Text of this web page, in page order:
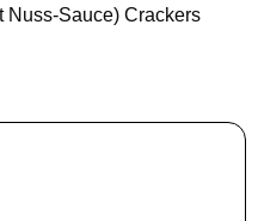
Nuss-Sauce) Crackers